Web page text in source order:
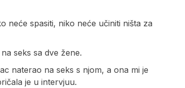
neće spasiti, niko neće učiniti ništa za
seks sa dve žene.
naterao na seks s njom, a ona mi je
je u intervjuu.